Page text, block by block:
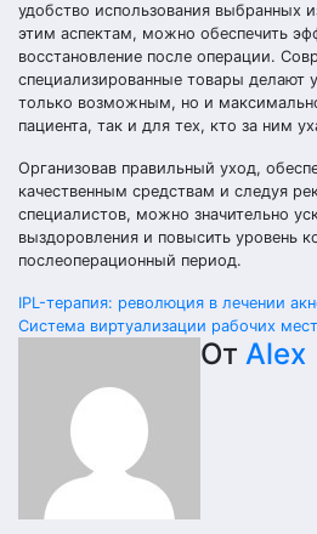
удобство использования выбранных
этим аспектам, можно обеспечить
восстановление после операции.
специализированные товары делают
только возможным, но и
пациента, так и для тех, кто за ним
Организовав правильный уход,
качественным средствам и следуя
специалистов, можно значительно
выздоровления и повысить уровень
послеоперационный период.
Навигация
записям
IPL-терапия: революция в лечении
Система виртуализации рабочих мест
От Alex